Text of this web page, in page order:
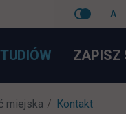
A
ZAPISZ
miejska Kontakt